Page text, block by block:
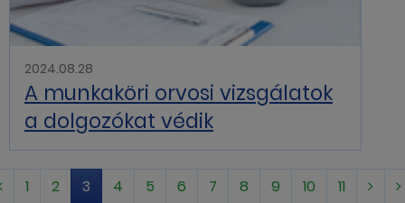
2024.08.28
A munkaköri orvosi vizsgálatok
a dolgozókat védik
1 2 3 4 5 6 7 8 9 10 11